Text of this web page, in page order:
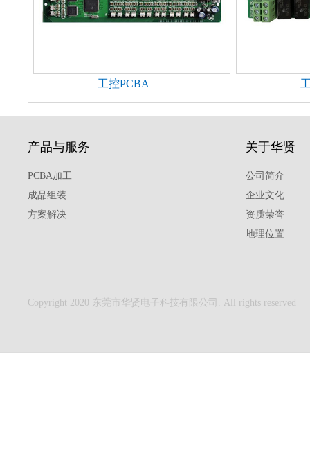
工控PCBA
产品与服务
PCBA加工
成品组装
方案解决
关于华贤
公司简介
企业文化
资质荣誉
地理位置
Copyright 2020 东莞市华贤电子科技有限公司. All rights reserved